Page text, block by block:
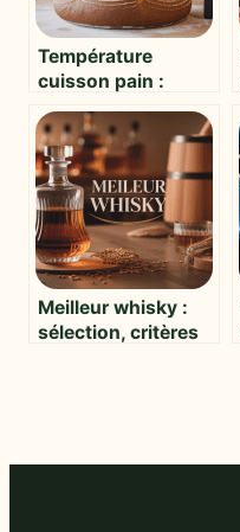
Température
cuisson pain :
réussir sa miche à
tous les coups
Meilleur whisky :
sélection, critères